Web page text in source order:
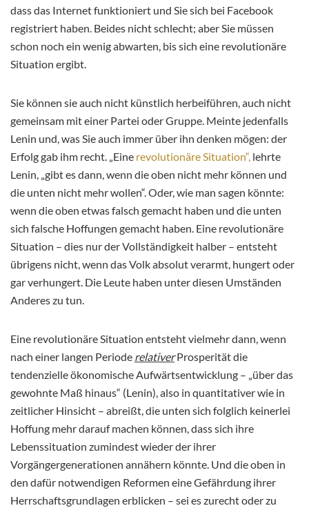
dass das Internet funktioniert und Sie sich bei Facebook
registriert haben. Beides nicht schlecht; aber Sie müssen
schon noch ein wenig abwarten, bis sich eine revolutionäre
Situation ergibt.
Sie können sie auch nicht künstlich herbeiführen, auch nicht
gemeinsam mit einer Partei oder Gruppe. Meinte jedenfalls
Lenin und, was Sie auch immer über ihn denken mögen: der
Erfolg gab ihm recht. „Eine revolutionäre Situation“, lehrte
Lenin, „gibt es dann, wenn die oben nicht mehr können und
die unten nicht mehr wollen“. Oder, wie man sagen könnte:
wenn die oben etwas falsch gemacht haben und die unten
sich falsche Hoffungen gemacht haben. Eine revolutionäre
Situation – dies nur der Vollständigkeit halber – entsteht
übrigens nicht, wenn das Volk absolut verarmt, hungert oder
gar verhungert. Die Leute haben unter diesen Umständen
Anderes zu tun.
Eine revolutionäre Situation entsteht vielmehr dann, wenn
nach einer langen Periode relativerProsperität die
tendenzielle ökonomische Aufwärtsentwicklung – „über das
gewohnte Maß hinaus“ (Lenin), also in quantitativer wie in
zeitlicher Hinsicht – abreißt, die unten sich folglich keinerlei
Hoffung mehr darauf machen können, dass sich ihre
Lebenssituation zumindest wieder der ihrer
Vorgängergenerationen annähern könnte. Und die oben in
den dafür notwendigen Reformen eine Gefährdung ihrer
Herrschaftsgrundlagen erblicken – sei es zurecht oder zu